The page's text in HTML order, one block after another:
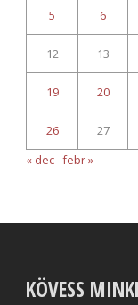
5 6
12 13
19 20
26 27
« dec febr »
KÖVESS